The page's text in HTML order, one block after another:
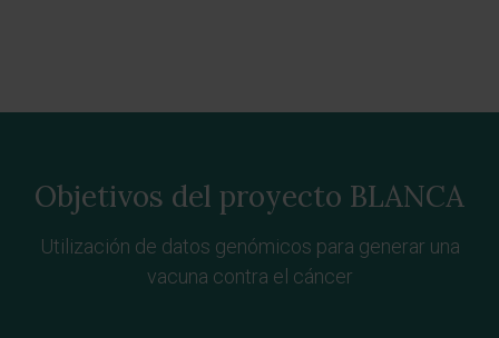
Objetivos del proyecto BLANCA
Utilización de datos genómicos para generar una
vacuna contra el cáncer